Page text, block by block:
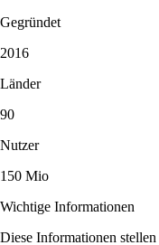
Gegründet
2016
Länder
90
Nutzer
150 Mio
Wichtige Informationen
Diese Informationen